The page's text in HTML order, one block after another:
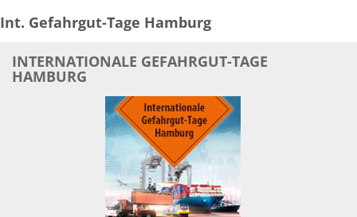
Int. Gefahrgut-Tage Hamburg
INTERNATIONALE GEFAHRGUT-TAGE
HAMBURG